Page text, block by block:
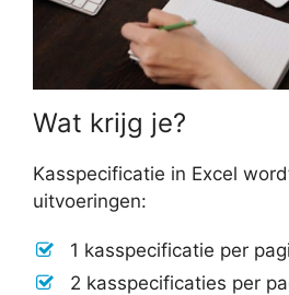
Wat krijg je?
Kasspecificatie in Excel
uitvoeringen:
1 kasspecificatie per
2 kasspecificaties per